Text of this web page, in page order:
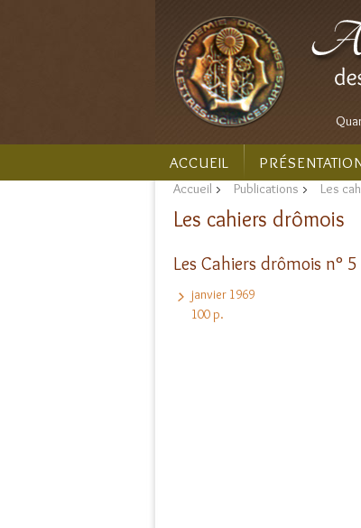
ACCUEIL
Accueil > Publications > Les
Les cahiers drômois
Les Cahiers drômois n° 5
janvier 1969
100 p.